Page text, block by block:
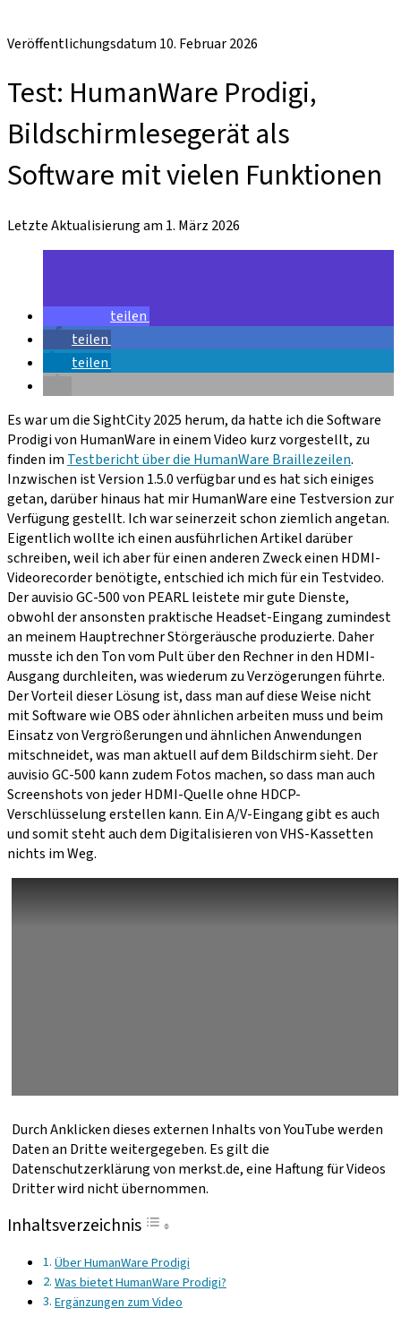
Veröffentlichungsdatum 10. Februar 2026
Test: HumanWare Prodigi,
Bildschirmlesegerät als
Software mit vielen Funktionen
Letzte Aktualisierung am 1. März 2026
teilen
teilen
teilen
Es war um die SightCity 2025 herum, da hatte ich die Software
Prodigi von HumanWare in einem Video kurz vorgestellt, zu
finden im Testbericht über die HumanWare Braillezeilen.
Inzwischen ist Version 1.5.0 verfügbar und es hat sich einiges
getan, darüber hinaus hat mir HumanWare eine Testversion zur
Verfügung gestellt. Ich war seinerzeit schon ziemlich angetan.
Eigentlich wollte ich einen ausführlichen Artikel darüber
schreiben, weil ich aber für einen anderen Zweck einen HDMI-
Videorecorder benötigte, entschied ich mich für ein Testvideo.
Der auvisio GC-500 von PEARL leistete mir gute Dienste,
obwohl der ansonsten praktische Headset-Eingang zumindest
an meinem Hauptrechner Störgeräusche produzierte. Daher
musste ich den Ton vom Pult über den Rechner in den HDMI-
Ausgang durchleiten, was wiederum zu Verzögerungen führte.
Der Vorteil dieser Lösung ist, dass man auf diese Weise nicht
mit Software wie OBS oder ähnlichen arbeiten muss und beim
Einsatz von Vergrößerungen und ähnlichen Anwendungen
mitschneidet, was man aktuell auf dem Bildschirm sieht. Der
auvisio GC-500 kann zudem Fotos machen, so dass man auch
Screenshots von jeder HDMI-Quelle ohne HDCP-
Verschlüsselung erstellen kann. Ein A/V-Eingang gibt es auch
und somit steht auch dem Digitalisieren von VHS-Kassetten
nichts im Weg.
Durch Anklicken dieses externen Inhalts von YouTube werden
Daten an Dritte weitergegeben. Es gilt die
Datenschutzerklärung von merkst.de, eine Haftung für Videos
Dritter wird nicht übernommen.
Inhaltsverzeichnis
Über HumanWare Prodigi
Was bietet HumanWare Prodigi?
Ergänzungen zum Video